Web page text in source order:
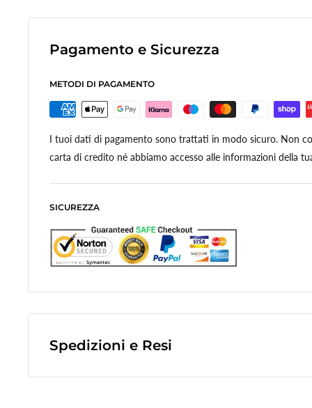
Pagamento e Sicurezza
METODI DI PAGAMENTO
I tuoi dati di pagamento sono trattati in modo sicuro. Non
carta di credito né abbiamo accesso alle informazioni della
SICUREZZA
Spedizioni e Resi
Le spese di spedizione sono a contributo fisso di10,0€e